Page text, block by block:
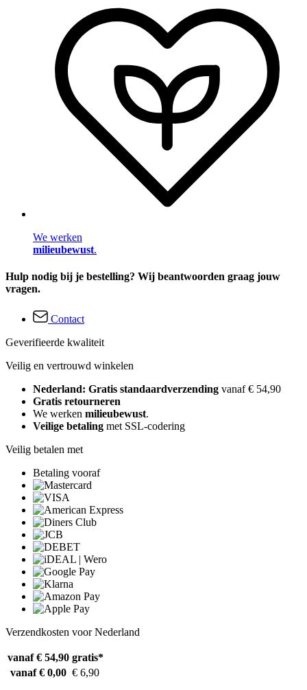
We werken
milieubewust.
Hulp nodig bij je bestelling? Wij beantwoorden graag jouw
vragen.
Contact
Geverifieerde kwaliteit
Veilig en vertrouwd winkelen
Nederland: Gratis standaardverzending vanaf € 54,90
Gratis retourneren
We werken milieubewust.
Veilige betaling met SSL-codering
Veilig betalen met
Betaling vooraf
Verzendkosten voor Nederland
vanaf € 54,90 gratis*
vanaf € 0,00 € 6,90